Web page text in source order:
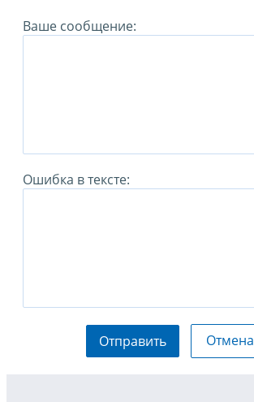
Ваше сообщение:
Ошибка в тексте:
Отправить Отмена